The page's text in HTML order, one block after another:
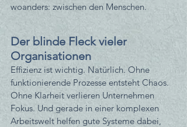
woanders: zwischen den Menschen.
Der blinde Fleck vieler
Organisationen
Effizienz ist wichtig. Natürlich. Ohne
funktionierende Prozesse entsteht Chaos.
Ohne Klarheit verlieren Unternehmen
Fokus. Und gerade in einer komplexen
Arbeitswelt helfen gute Systeme dabei,